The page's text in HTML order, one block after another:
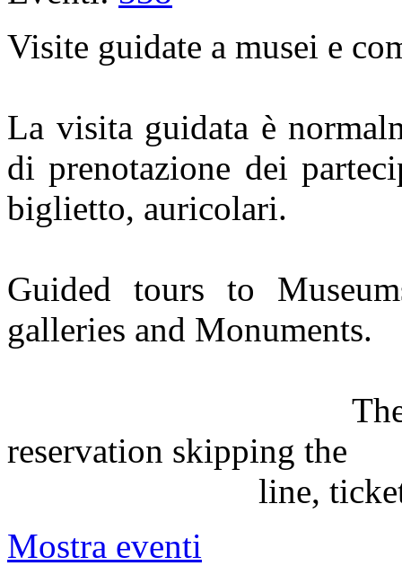
Visite guidate a musei e
La visita guidata è
di prenotazione dei
biglietto, auricolari.
Guided tours to
galleries and Monuments.
The visit
reservation skipping the
line, tickets and
Mostra eventi